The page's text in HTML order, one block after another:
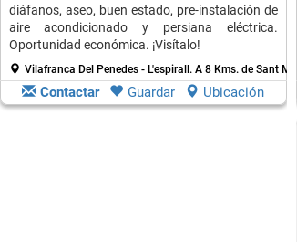
Sarroca
diáfanos, aseo, buen estado, pre-instalación de
aire acondicionado y persiana eléctrica.
Oportunidad económica. ¡Visítalo!
Vilafranca Del Penedes - L'espirall. A 8 Kms. de Sant
Contactar Guardar Ubicación